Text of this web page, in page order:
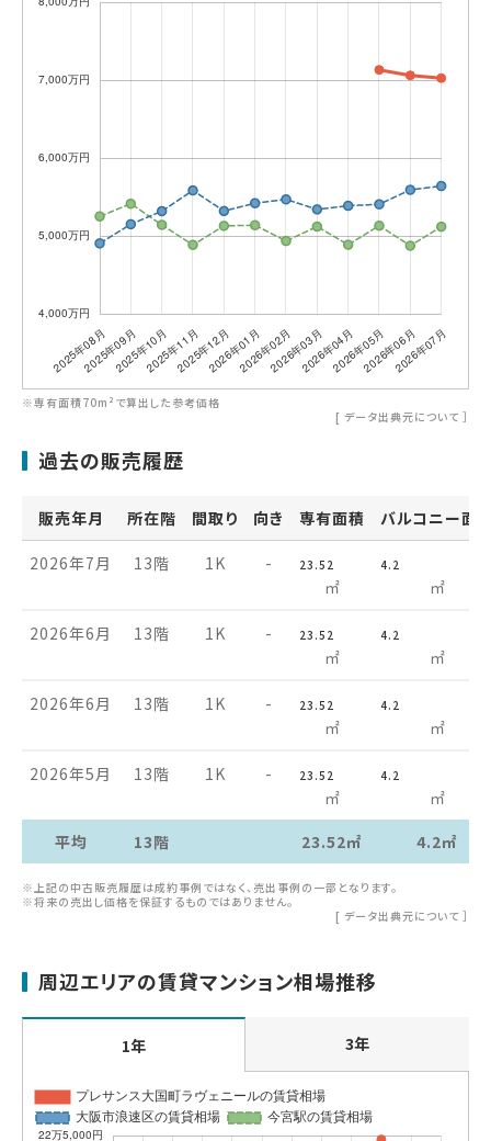
※専有面積70m²で算出した参考価格
[ データ出典元について ］
過去の販売履歴
販売年月 所在階 間取り 向き 専有面積 バルコニー面
2026年7月 13階 1K - 23.52
㎡
4.2
㎡
2026年6月 13階 1K - 23.52
㎡
4.2
㎡
2026年6月 13階 1K - 23.52
㎡
4.2
㎡
2026年5月 13階 1K - 23.52
㎡
4.2
㎡
平均
13階 23.52㎡ 4.2㎡
※上記の中古販売履歴は成約事例ではなく、売出事例の一部となります。
※将来の売出し価格を保証するものではありません。
[ データ出典元について ］
周辺エリアの賃貸マンション相場推移
1年 3年